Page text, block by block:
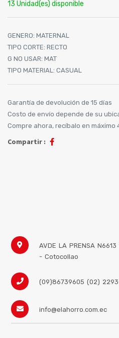
13 Unidad(es) disponible
GENERO: MATERNAL
TIPO CORTE: RECTO
G NO USAR: MAT
TIPO MATERIAL : CASUAL
Garantía de devolución de 15 días
Costo de envío depende de su
Compre ahora, recíbalo en máximo
Compartir :
AVDE LA PRENSA N6613
- Cotocollao
(09)86739605 (02)
info@elahorro.com.ec